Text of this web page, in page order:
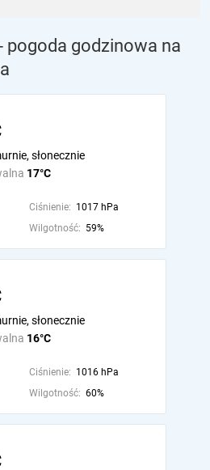
pogoda godzinowa na
17°C
słonecznie
Ciśnienie: 1017 hPa
Wilgotność: 59%
16°C
słonecznie
Ciśnienie: 1016 hPa
Wilgotność: 60%